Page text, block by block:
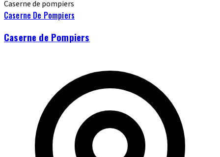
Caserne de pompiers
Caserne De Pompiers
Caserne de Pompiers